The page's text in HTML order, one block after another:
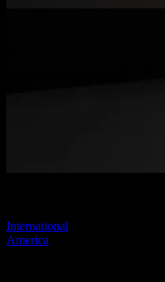
International
America